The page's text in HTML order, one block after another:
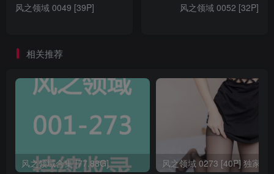
风之领域 0049 [39P]
风之领域 0052 [32P]
相关推荐
风之领域合集 [77.88G] 风之领域 0273 [40P] 独家